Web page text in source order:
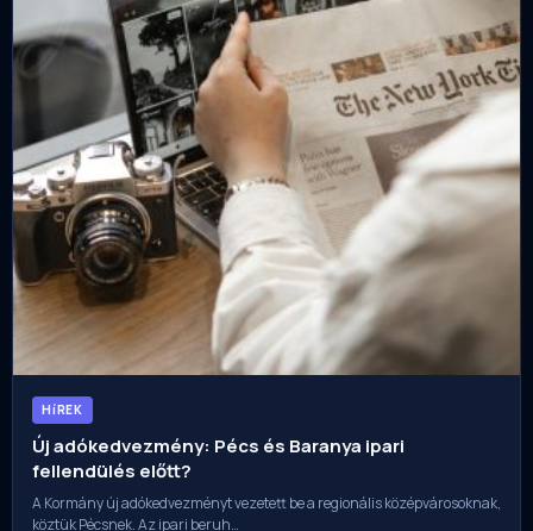
HíREK
Új adókedvezmény: Pécs és Baranya ipari
fellendülés előtt?
A Kormány új adókedvezményt vezetett be a regionális középvárosoknak,
köztük Pécsnek. Az ipari beruh…